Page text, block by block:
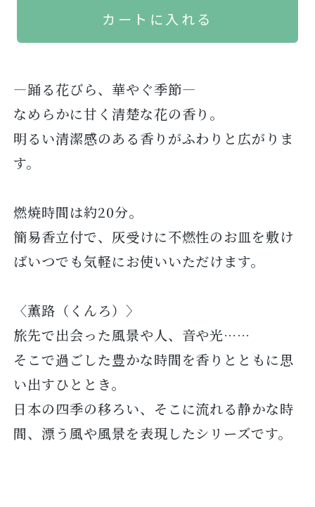
―踊る花びら、華やぐ季節―
なめらかに甘く清楚な花の香り。
明るい清潔感のある香りがふわりと広がりま
す。
燃焼時間は約20分。
簡易香立付で、灰受けに不燃性のお皿を敷け
ばいつでも気軽にお使いいただけます。
〈薫路（くんろ）〉
旅先で出会った風景や人、音や光……
そこで過ごした豊かな時間を香りとともに思
い出すひととき。
日本の四季の移ろい、そこに流れる静かな時
間、漂う風や風景を表現したシリーズです。